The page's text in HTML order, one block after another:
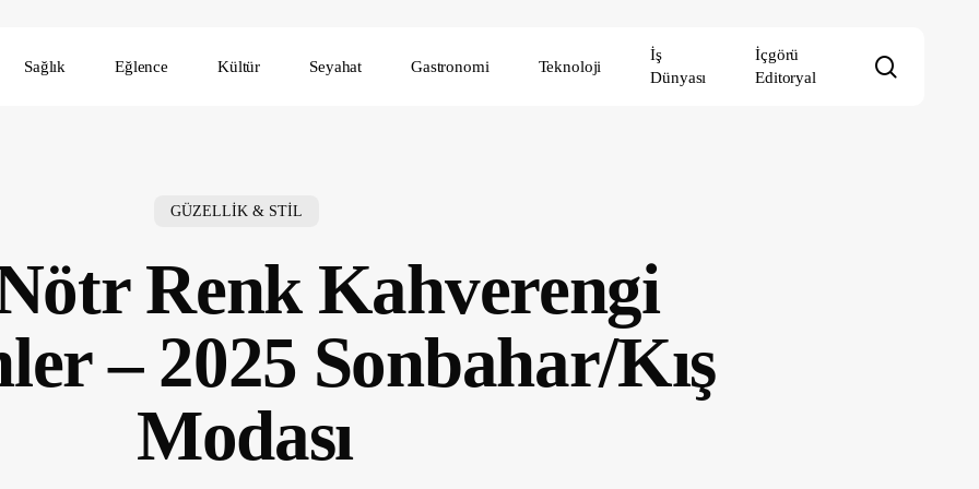
Sağlık Eğlence Kültür Seyahat Gastronomi Teknoloji
İş
Dünyası
İçgörü
Editoryal
GÜZELLİK & STİL
Renk Kahverengi
– 2025 Sonbahar/Kış
Modası